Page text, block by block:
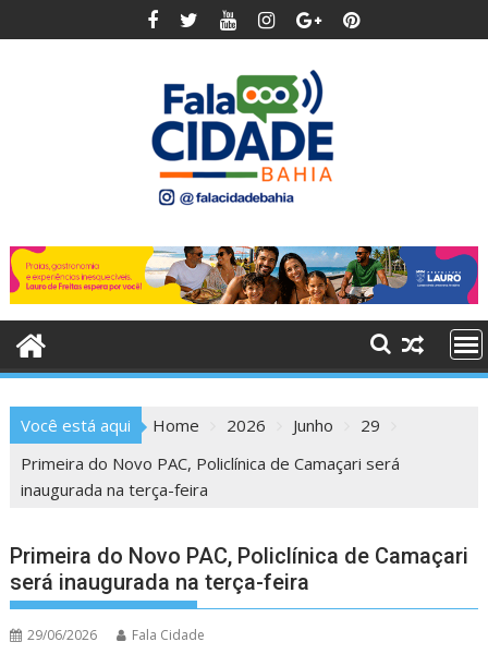
to
Você está aqui Home 2026 Junho
29
Primeira do Novo PAC, Policlínica de Camaçari será
inaugurada na terça-feira
Primeira do Novo PAC, Policlínica de Camaçari
será inaugurada na terça-feira
29/06/2026 Fala Cidade